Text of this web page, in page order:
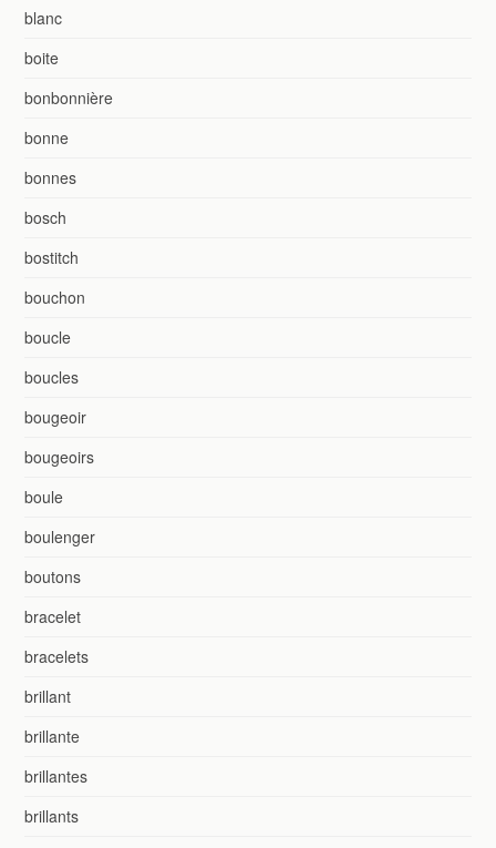
blanc
boite
bonbonnière
bonne
bonnes
bosch
bostitch
bouchon
boucle
boucles
bougeoir
bougeoirs
boule
boulenger
boutons
bracelet
bracelets
brillant
brillante
brillantes
brillants